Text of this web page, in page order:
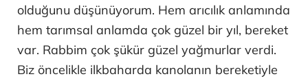
olduğunu düşünüyorum. Hem arıcılık anlamında
hem tarımsal anlamda çok güzel bir yıl, bereket
var. Rabbim çok şükür güzel yağmurlar verdi.
Biz öncelikle ilkbaharda kanolanın bereketiyle